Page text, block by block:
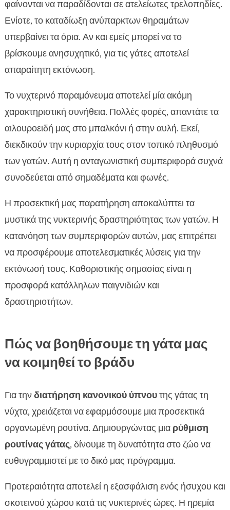
φαίνονται να παραδίδονται σε ατελείωτες τρελοπηδίες.
Ενίοτε, το καταδίωξη ανύπαρκτων θηραμάτων
υπερβαίνει τα όρια. Αν και εμείς μπορεί να το
βρίσκουμε ανησυχητικό, για τις γάτες αποτελεί
απαραίτητη εκτόνωση.
Το νυχτερινό παραμόνευμα αποτελεί μία ακόμη
χαρακτηριστική συνήθεια. Πολλές φορές, απαντάτε τα
αιλουροειδή μας στο μπαλκόνι ή στην αυλή. Εκεί,
διεκδικούν την κυριαρχία τους στον τοπικό πληθυσμό
των γατών. Αυτή η ανταγωνιστική συμπεριφορά συχνά
συνοδεύεται από σημαδέματα και φωνές.
Η προσεκτική μας παρατήρηση αποκαλύπτει τα
μυστικά της νυκτερινής δραστηριότητας των γατών. Η
κατανόηση των συμπεριφορών αυτών, μας επιτρέπει
να προσφέρουμε αποτελεσματικές λύσεις για την
εκτόνωσή τους. Καθοριστικής σημασίας είναι η
προσφορά κατάλληλων παιγνιδιών και
δραστηριοτήτων.
Πώς να βοηθήσουμε τη γάτα μας
να κοιμηθεί το βράδυ
Για τηνδιατήρηση κανονικού ύπνουτης γάτας τη
νύχτα, χρειάζεται να εφαρμόσουμε μια προσεκτικά
οργανωμένη ρουτίνα. Δημιουργώντας μια ρύθμιση
ρουτίνας γάτας, δίνουμε τη δυνατότητα στο ζώο να
ευθυγραμμιστεί με το δικό μας πρόγραμμα.
Προτεραιότητα αποτελεί η εξασφάλιση ενός ήσυχου και
σκοτεινού χώρου κατά τις νυκτερινές ώρες. Η ηρεμία